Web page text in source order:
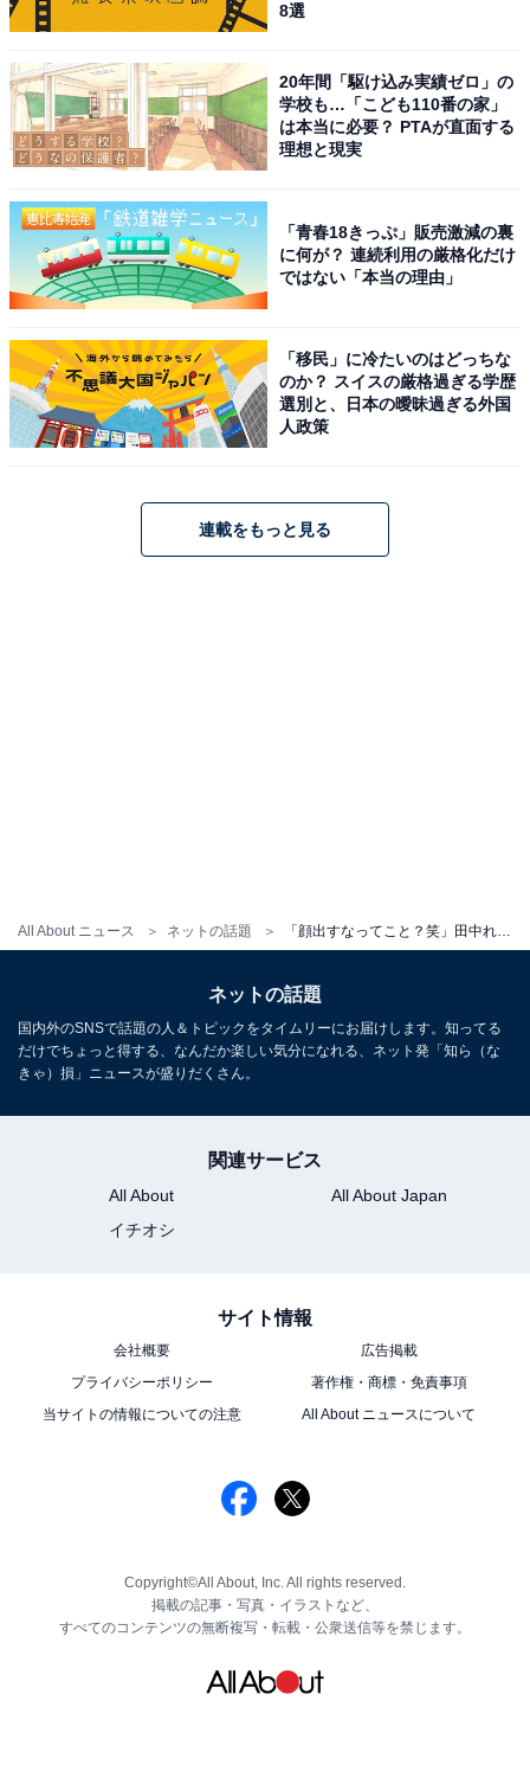
All About ニュース ネットの話題
8選
20年間「駆け込み実績ゼロ」の
学校も…「こども110番の家」
は本当に必要？ PTAが直面する
理想と現実
「青春18きっぷ」販売激減の裏
に何が？ 連続利用の厳格化だけ
ではない「本当の理由」
「移民」に冷たいのはどっちな
のか？ スイスの厳格過ぎる学歴
選別と、日本の曖昧過ぎる外国
人政策
連載をもっと見る
ネットの話題
国内外のSNSで話題の人＆トピックをタイムリーにお届けします。知ってる
だけでちょっと得する、なんだか楽しい気分になれる、ネット発「知ら（な
きゃ）損」ニュースが盛りだくさん。
関連サービス
All About
All About Japan
イチオシ
サイト情報
会社概要
広告掲載
プライバシーポリシー
著作権・商標・免責事項
当サイトの情報についての注意
All About ニュースについて
Copyright©All About, Inc. All rights reserved.
掲載の記事・写真・イラストなど、
すべてのコンテンツの無断複写・転載・公衆送信等を禁じます。